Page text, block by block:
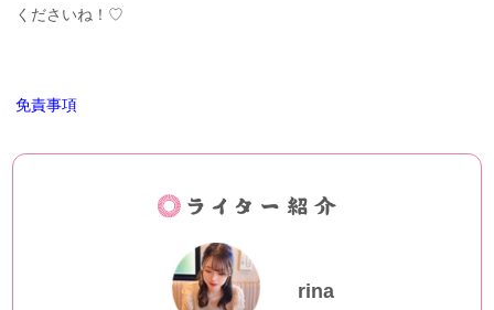
くださいね！♡
免責事項
rina